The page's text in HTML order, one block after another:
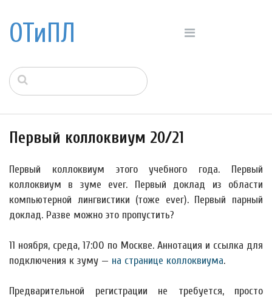
ОТиПЛ
Первый коллоквиум 20/21
Первый коллоквиум этого учебного года. Первый
коллоквиум в зуме ever. Первый доклад из области
компьютерной лингвистики (тоже ever). Первый парный
доклад. Разве можно это пропустить?
11 ноября, среда, 17:00 по Москве. Аннотация и ссылка для
подключения к зуму — на странице коллоквиума.
Предварительной регистрации не требуется, просто